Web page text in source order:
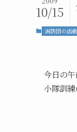
10/15
消防団の活動
今日の
小隊訓